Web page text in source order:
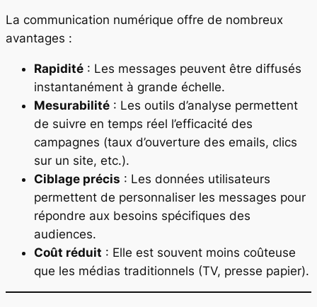
La communication numérique offre de nombreux
avantages :
Rapidité : Les messages peuvent être diffusés
instantanément à grande échelle.
Mesurabilité : Les outils d’analyse permettent
de suivre en temps réel l’efficacité des
campagnes (taux d’ouverture des emails, clics
sur un site, etc.).
Ciblage précis : Les données utilisateurs
permettent de personnaliser les messages pour
répondre aux besoins spécifiques des
audiences.
Coût réduit : Elle est souvent moins coûteuse
que les médias traditionnels (TV, presse papier).